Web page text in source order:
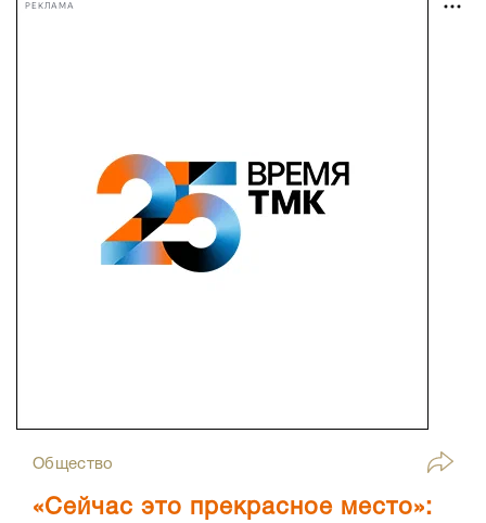
РЕКЛАМА
Общество
«Сейчас это прекрасное место»: